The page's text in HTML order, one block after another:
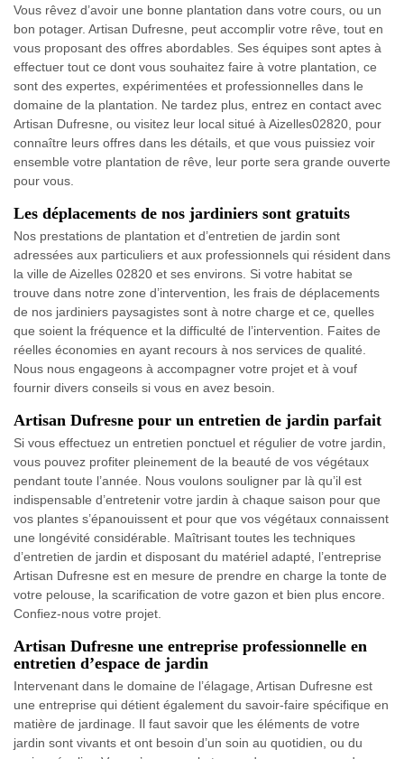
Vous rêvez d’avoir une bonne plantation dans votre cours, ou un
bon potager. Artisan Dufresne, peut accomplir votre rêve, tout en
vous proposant des offres abordables. Ses équipes sont aptes à
effectuer tout ce dont vous souhaitez faire à votre plantation, ce
sont des expertes, expérimentées et professionnelles dans le
domaine de la plantation. Ne tardez plus, entrez en contact avec
Artisan Dufresne, ou visitez leur local situé à Aizelles02820, pour
connaître leurs offres dans les détails, et que vous puissiez voir
ensemble votre plantation de rêve, leur porte sera grande ouverte
pour vous.
Les déplacements de nos jardiniers sont gratuits
Nos prestations de plantation et d’entretien de jardin sont
adressées aux particuliers et aux professionnels qui résident dans
la ville de Aizelles 02820 et ses environs. Si votre habitat se
trouve dans notre zone d’intervention, les frais de déplacements
de nos jardiniers paysagistes sont à notre charge et ce, quelles
que soient la fréquence et la difficulté de l’intervention. Faites de
réelles économies en ayant recours à nos services de qualité.
Nous nous engageons à accompagner votre projet et à vouf
fournir divers conseils si vous en avez besoin.
Artisan Dufresne pour un entretien de jardin parfait
Si vous effectuez un entretien ponctuel et régulier de votre jardin,
vous pouvez profiter pleinement de la beauté de vos végétaux
pendant toute l’année. Nous voulons souligner par là qu’il est
indispensable d’entretenir votre jardin à chaque saison pour que
vos plantes s’épanouissent et pour que vos végétaux connaissent
une longévité considérable. Maîtrisant toutes les techniques
d’entretien de jardin et disposant du matériel adapté, l’entreprise
Artisan Dufresne est en mesure de prendre en charge la tonte de
votre pelouse, la scarification de votre gazon et bien plus encore.
Confiez-nous votre projet.
Artisan Dufresne une entreprise professionnelle en
entretien d’espace de jardin
Intervenant dans le domaine de l’élagage, Artisan Dufresne est
une entreprise qui détient également du savoir-faire spécifique en
matière de jardinage. Il faut savoir que les éléments de votre
jardin sont vivants et ont besoin d’un soin au quotidien, ou du